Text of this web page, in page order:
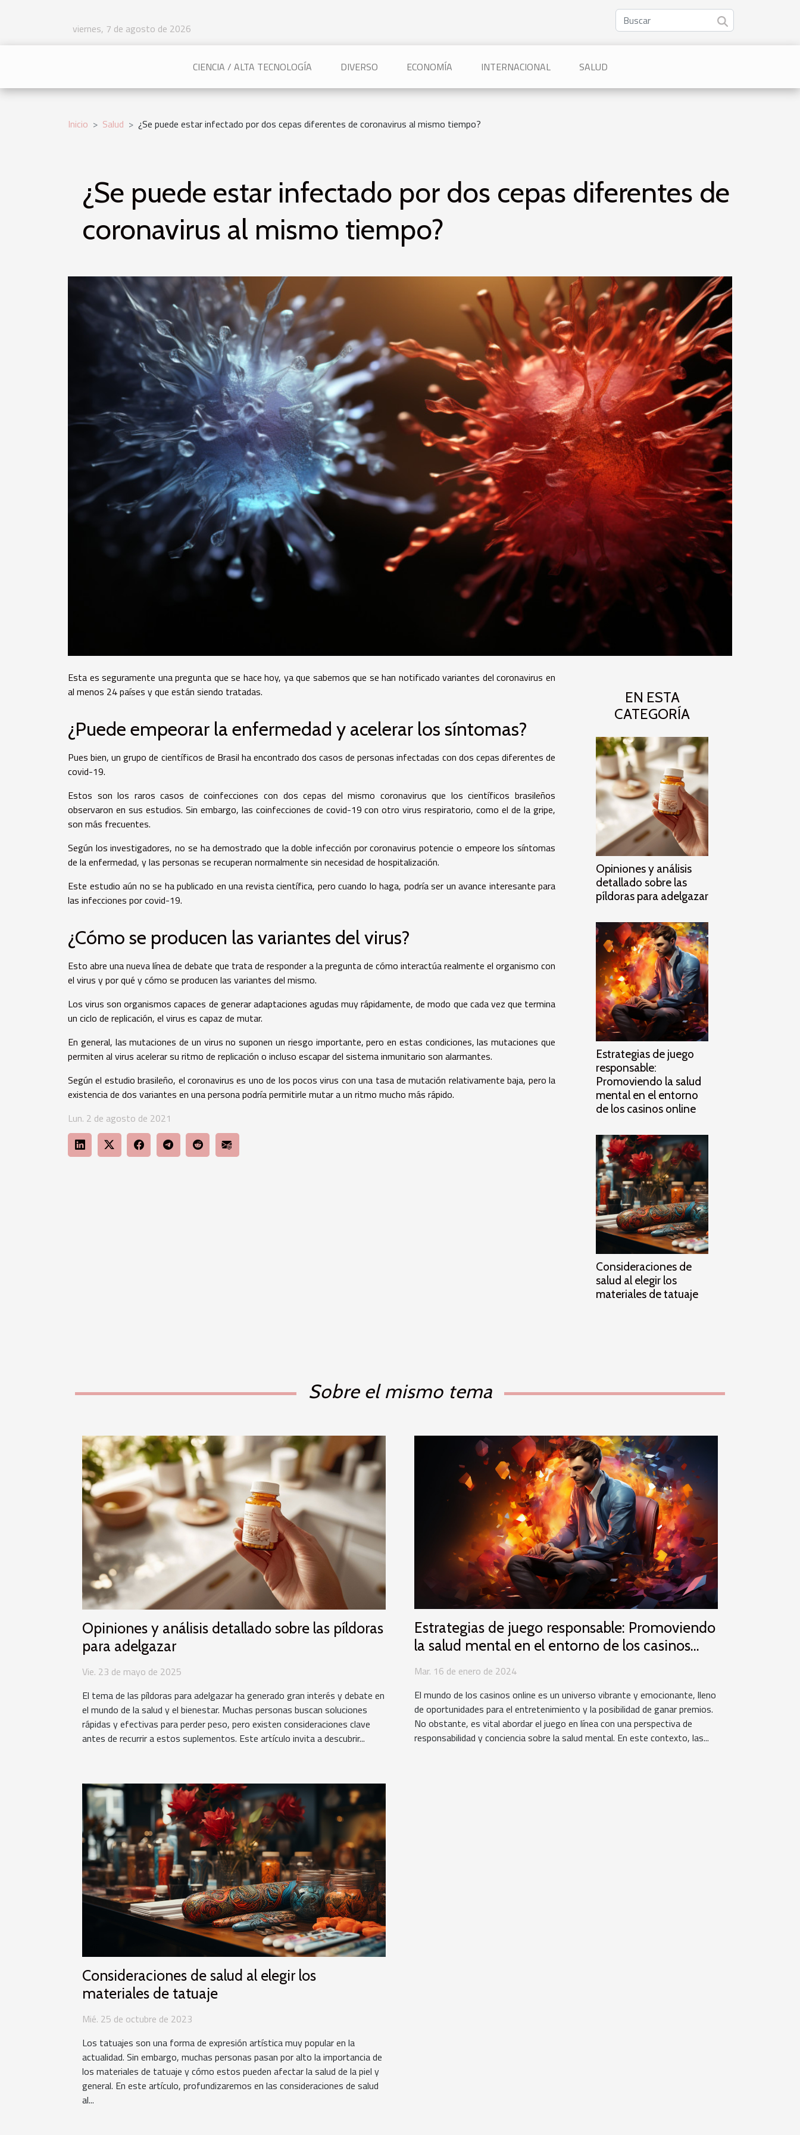
viernes, 7 de agosto de 2026
CIENCIA / ALTA TECNOLOGÍA DIVERSO ECONOMÍA INTERNACIONAL SALUD
Inicio Salud ¿Se puede estar infectado por dos cepas diferentes de coronavirus al mismo tiempo?
¿Se puede estar infectado por dos cepas diferentes de
coronavirus al mismo tiempo?
Esta es seguramente una pregunta que se hace hoy, ya que sabemos que se han notificado variantes del coronavirus en
al menos 24 países y que están siendo tratadas.
¿Puede empeorar la enfermedad y acelerar los síntomas?
Pues bien, un grupo de científicos de Brasil ha encontrado dos casos de personas infectadas con dos cepas diferentes de
covid-19.
Estos son los raros casos de coinfecciones con dos cepas del mismo coronavirus que los científicos brasileños
observaron en sus estudios. Sin embargo, las coinfecciones de covid-19 con otro virus respiratorio, como el de la gripe,
son más frecuentes.
Según los investigadores, no se ha demostrado que la doble infección por coronavirus potencie o empeore los síntomas
de la enfermedad, y las personas se recuperan normalmente sin necesidad de hospitalización.
Este estudio aún no se ha publicado en una revista científica, pero cuando lo haga, podría ser un avance interesante para
las infecciones por covid-19.
¿Cómo se producen las variantes del virus?
Esto abre una nueva línea de debate que trata de responder a la pregunta de cómo interactúa realmente el organismo con
el virus y por qué y cómo se producen las variantes del mismo.
Los virus son organismos capaces de generar adaptaciones agudas muy rápidamente, de modo que cada vez que termina
un ciclo de replicación, el virus es capaz de mutar.
En general, las mutaciones de un virus no suponen un riesgo importante, pero en estas condiciones, las mutaciones que
permiten al virus acelerar su ritmo de replicación o incluso escapar del sistema inmunitario son alarmantes.
Según el estudio brasileño, el coronavirus es uno de los pocos virus con una tasa de mutación relativamente baja, pero la
existencia de dos variantes en una persona podría permitirle mutar a un ritmo mucho más rápido.
Lun. 2 de agosto de 2021
EN ESTA
CATEGORÍA
Opiniones y análisis
detallado sobre las
píldoras para adelgazar
Estrategias de juego
responsable:
Promoviendo la salud
mental en el entorno
de los casinos online
Consideraciones de
salud al elegir los
materiales de tatuaje
Sobre el mismo tema
Opiniones y análisis detallado sobre las píldoras
para adelgazar
Vie. 23 de mayo de 2025
El tema de las píldoras para adelgazar ha generado gran interés y debate en
el mundo de la salud y el bienestar. Muchas personas buscan soluciones
rápidas y efectivas para perder peso, pero existen consideraciones clave
antes de recurrir a estos suplementos. Este artículo invita a descubrir...
Estrategias de juego responsable: Promoviendo
la salud mental en el entorno de los casinos
online
Mar. 16 de enero de 2024
El mundo de los casinos online es un universo vibrante y emocionante, lleno
de oportunidades para el entretenimiento y la posibilidad de ganar premios.
No obstante, es vital abordar el juego en línea con una perspectiva de
responsabilidad y conciencia sobre la salud mental. En este contexto, las...
Consideraciones de salud al elegir los
materiales de tatuaje
Mié. 25 de octubre de 2023
Los tatuajes son una forma de expresión artística muy popular en la
actualidad. Sin embargo, muchas personas pasan por alto la importancia de
los materiales de tatuaje y cómo estos pueden afectar la salud de la piel y
general. En este artículo, profundizaremos en las consideraciones de salud
al...